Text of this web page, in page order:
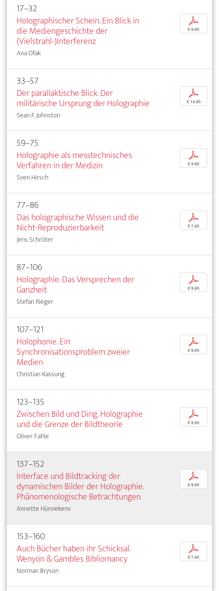
17–32
Holographischer Schein. Ein Blick in
die Mediengeschichte der
(Vielstrahl-)Interferenz
Ana Ofak
p
€ 9,95
33–57
Der parallaktische Blick. Der
militärische Ursprung der Holographie
Sean F. Johnston
p
€ 14,95
59–75
Holographie als messtechnisches
Verfahren in der Medizin
Sven Hirsch
p
€ 9,95
77–86
Das holographische Wissen und die
Nicht-Reproduzierbarkeit
Jens Schröter
p
€ 7,95
87–106
Holographie. Das Versprechen der
Ganzheit
Stefan Rieger
p
€ 9,95
107–121
Holophonie. Ein
Synchronisationsproblem zweier
Medien
Christian Kassung
p
€ 9,95
123–135
Zwischen Bild und Ding. Holographie
und die Grenze der Bildtheorie
Oliver Fahle
p
€ 9,95
137–152
Interface und Bildtracking der
dynamischen Bilder der Holographie.
Phänomenologische Betrachtungen
Annette Hünnekens
p
€ 9,95
153–160
Auch Bücher haben ihr Schicksal.
Wenyon & Gambles Bibliomancy
Norman Bryson
p
€ 7,95